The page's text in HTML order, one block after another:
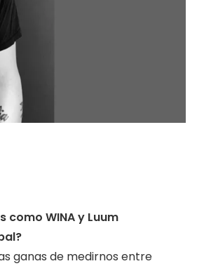
WINA y Luum
ganas de medirnos entre